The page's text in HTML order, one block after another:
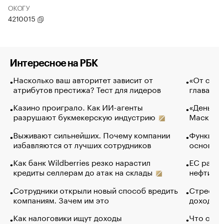
ОКОГУ
4210015
Интересное на РБК
Насколько ваш авторитет зависит от
атрибутов престижа? Тест для лидеров
Казино проиграло. Как ИИ-агенты
разрушают букмекерскую индустрию
Выживают сильнейших. Почему компании
избавляются от лучших сотрудников
Как банк Wildberries резко нарастил
кредиты селлерам до атак на склады
Сотрудники открыли новый способ вредить
компаниям. Зачем им это
Как налоговики ищут доходы
«От
глава
Маск в
основ
ЕС
нефти
Что